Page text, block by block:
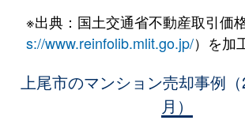
※出典：国土交通省不動産取引価
s://www.reinfolib.mlit.go.jp/）を加
上尾市のマンション売却事例
月）